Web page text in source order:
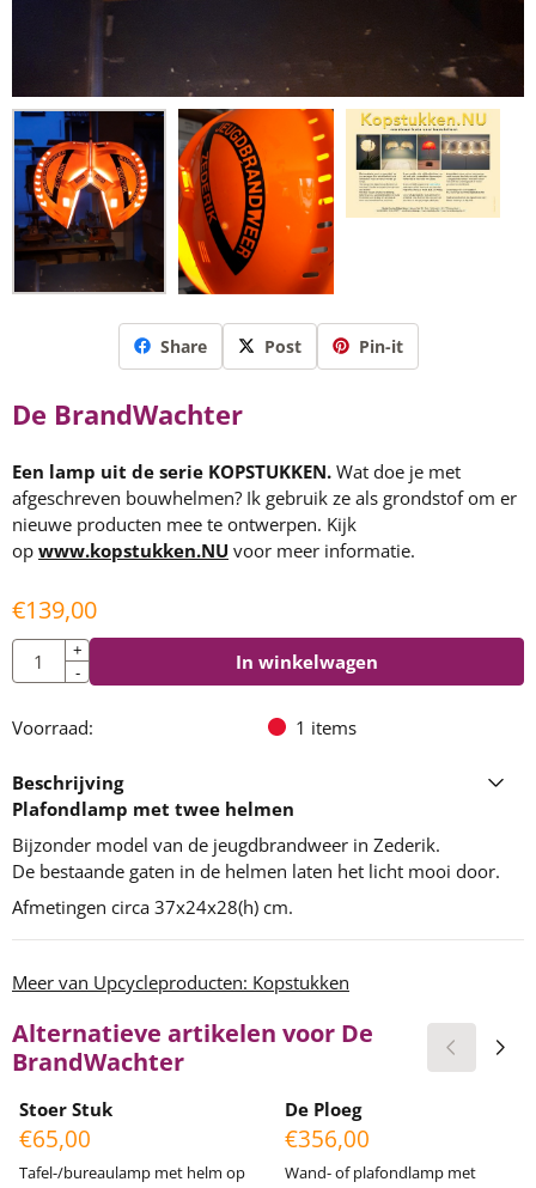
Share Post Pin-it
De BrandWachter
Een lamp uit de serie KOPSTUKKEN. Wat doe je met
afgeschreven bouwhelmen? Ik gebruik ze als grondstof om er
nieuwe producten mee te ontwerpen. Kijk
op www.kopstukken.NU voor meer informatie.
€139,00
Aantal
+
-
In winkelwagen
Voorraad: 1 items
Beschrijving
Plafondlamp met twee helmen
Bijzonder model van de jeugdbrandweer in Zederik.
De bestaande gaten in de helmen laten het licht mooi door.
Afmetingen circa 37x24x28(h) cm.
Meer van Upcycleproducten: Kopstukken
Alternatieve artikelen voor De
BrandWachter
Stoer Stuk
Prijs: 65,00
€65,00
Tafel-/bureaulamp met helm op
De Ploeg
Prijs: 356,00
€356,00
Wand- of plafondlamp met